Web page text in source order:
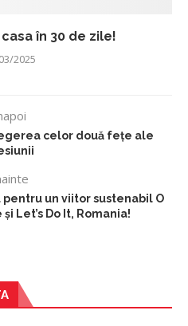
în 30 de zile!
2025
celor două fețe ale
pentru un viitor sustenabil O
Let’s Do It, Romania!